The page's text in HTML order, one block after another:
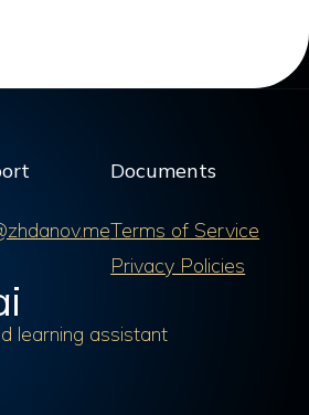
Documents
Terms of Service
Privacy Policies
learning assistant